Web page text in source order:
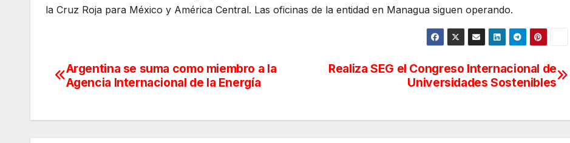
la Cruz Roja para México y América Central. Las oficinas de la entidad en Managua siguen operando.
Navegación
entradas
Realiza SEG el Congreso Internacional de
Universidades Sostenibles
Argentina se suma como miembro a la
Agencia Internacional de la Energía